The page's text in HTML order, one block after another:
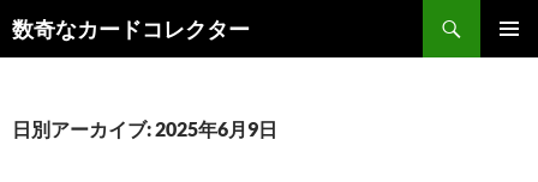
ン
ツ
数奇なカードコレクター
検
索
日別アーカイブ: 2025年6月9日